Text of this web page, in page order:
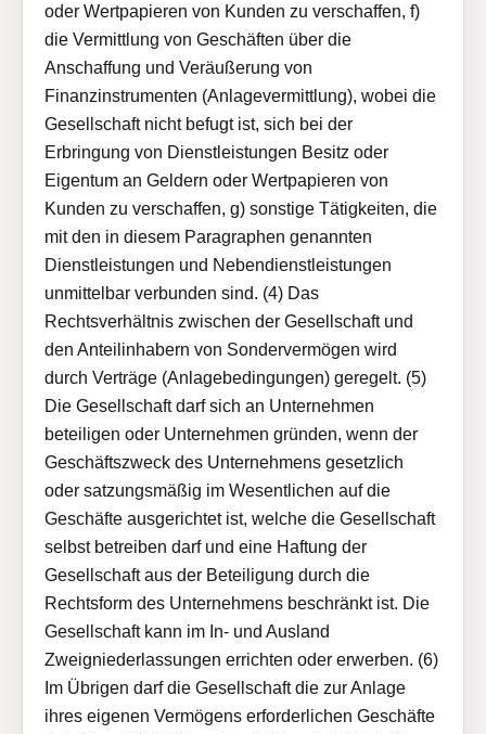
oder Wertpapieren von Kunden zu verschaffen, f)
die Vermittlung von Geschäften über die
Anschaffung und Veräußerung von
Finanzinstrumenten (Anlagevermittlung), wobei die
Gesellschaft nicht befugt ist, sich bei der
Erbringung von Dienstleistungen Besitz oder
Eigentum an Geldern oder Wertpapieren von
Kunden zu verschaffen, g) sonstige Tätigkeiten, die
mit den in diesem Paragraphen genannten
Dienstleistungen und Nebendienstleistungen
unmittelbar verbunden sind. (4) Das
Rechtsverhältnis zwischen der Gesellschaft und
den Anteilinhabern von Sondervermögen wird
durch Verträge (Anlagebedingungen) geregelt. (5)
Die Gesellschaft darf sich an Unternehmen
beteiligen oder Unternehmen gründen, wenn der
Geschäftszweck des Unternehmens gesetzlich
oder satzungsmäßig im Wesentlichen auf die
Geschäfte ausgerichtet ist, welche die Gesellschaft
selbst betreiben darf und eine Haftung der
Gesellschaft aus der Beteiligung durch die
Rechtsform des Unternehmens beschränkt ist. Die
Gesellschaft kann im In- und Ausland
Zweigniederlassungen errichten oder erwerben. (6)
Im Übrigen darf die Gesellschaft die zur Anlage
ihres eigenen Vermögens erforderlichen Geschäfte